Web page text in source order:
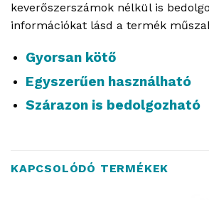
keverőszerszámok nélkül is
információkat lásd a termék
Gyorsan kötő
Egyszerűen használható
Szárazon is bedolgozható
KAPCSOLÓDÓ TERMÉKEK